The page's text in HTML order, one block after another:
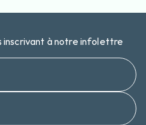
inscrivant à notre infolettre